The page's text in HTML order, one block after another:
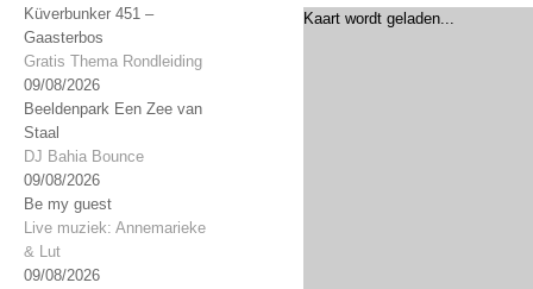
Küverbunker 451 –
Gaasterbos
Gratis Thema Rondleiding
09/08/2026
Beeldenpark Een Zee van
Staal
DJ Bahia Bounce
09/08/2026
Be my guest
Live muziek: Annemarieke
& Lut
09/08/2026
Kaart wordt geladen...